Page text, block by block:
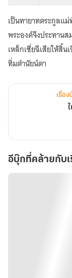
เป็นทายาทตระกูลแ
พระองค์จึงประทานส
เหล็กเซี่ยฉีเสียให้สิ้น
ทิ่มตำนัยน์ตา
เรื่อ
อีบุ๊กที่คล้ายกับเ